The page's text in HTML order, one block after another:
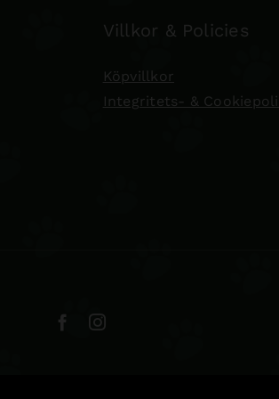
Villkor & Policies
Köpvillkor
Integritets- &